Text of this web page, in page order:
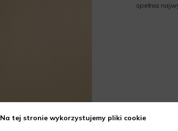
spełnia
Na tej stronie wykorzystujemy pliki cookie